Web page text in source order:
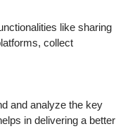
like sharing
collect
and analyze the key
in delivering a better